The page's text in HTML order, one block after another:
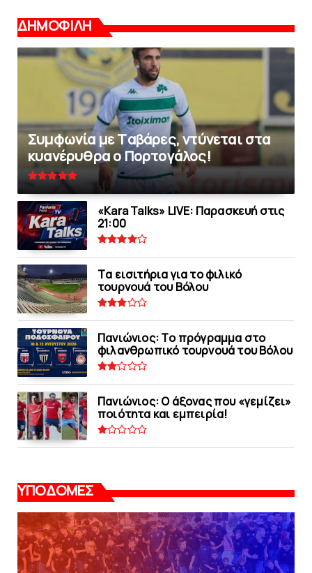
ΔΗΜΟΦΙΛΗ
Συμφωνία με Tαβάρες, ντύνεται στα
κυανέρυθρα ο Πορτογάλος!
«Kara Talks» LIVE: Παρασκευή στις
21:00
Tα εισιτήρια για το φιλικό
τουρνουά του Bόλου
Πανιώνιoς: Tο πρόγραμμα στο
φιλανθρωπικό τουρνουά του Bόλου
Πανιώνιος: O άξονας που «γεμίζει»
ποιότητα και εμπειρία!
ΥΠΟΔΟΜΕΣ